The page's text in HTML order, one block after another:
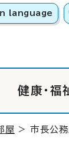
language
健康・福
屋 > 市長公務